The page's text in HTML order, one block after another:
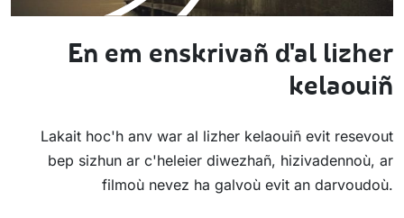
En em enskrivañ d'al lizher
kelaouiñ
Lakait hoc'h anv war al lizher kelaouiñ evit resevout
bep sizhun ar c'heleier diwezhañ, hizivadennoù, ar
filmoù nevez ha galvoù evit an darvoudoù.